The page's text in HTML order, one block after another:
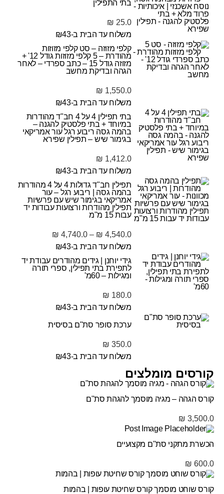
בתי התפילין
25.0
₪
משלוח עד הבית ב-₪43
קלפי מזוזה – סט קלפי מזוזות
מהודרת – 5 קלפי מזוזות גודל 12' +
מזוזה גודל 15 – כתב ספרדי – לאחר
הגהה ובדיקת מחשב
1,550.0
₪
משלוח עד הבית ב-₪43
בתי תפילין 4 על 4 חב"ד מהודרות
במיוחד + בתי פלסטיק להגנה –
בהמה גסה ריבוע רגל עור אמריקאי
בגימור שיש – תפילין שפירא
1,412.0
₪
משלוח עד הבית ב-₪43
תפילין חב"ד גדולות 4 על 4 מהודרות
בהמה גסה | ריבוע רגל – עור
אמריקאי בגימור שיש עם פרשיות
תפילין מהודרות ורצועות עבודות יד
עבות 15 מ"מ
4,540.0
₪
–
4,740.0
₪
משלוח עד הבית ב-₪43
גידי יוחנן | גידים מהודרים עבודת יד
לתפירת בתי תפילין, ספרי תורה
ומגילות – 60מ'
180.0
₪
משלוח עד הבית ב-₪43
ערכת סופר סת"ם בסיסית
350.0
₪
משלוח עד הבית ב-₪43
קורסים מומלצים
קורס הגהה – מגיה מוסמך להגהת סת"ם
3,500.0
₪
הכשרת מתקני סת"ם מקצועיים
600.0
₪
קורס שוחט מוסמך קורס שחיטת עופות | בהמות